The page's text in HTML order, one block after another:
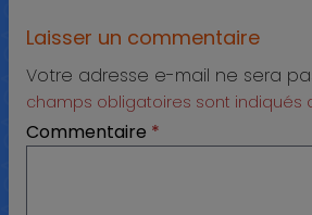
Laisser un commentaire
Votre adresse e-mail ne sera
champs obligatoires sont indiqués
Commentaire *